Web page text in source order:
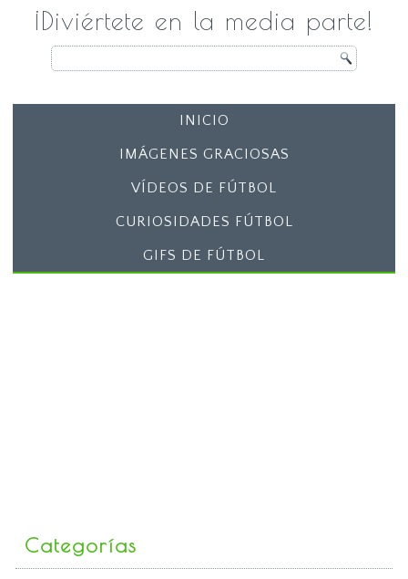
¡Diviértete en la media parte!
INICIO
IMÁGENES GRACIOSAS
VÍDEOS DE FÚTBOL
CURIOSIDADES FÚTBOL
GIFS DE FÚTBOL
Categorías